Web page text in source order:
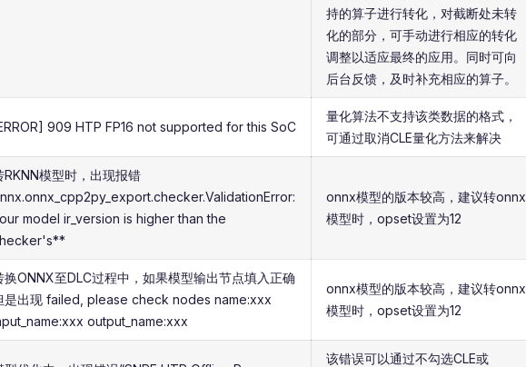
持的算子进行转化，对截断处未转
化的部分，可手动进行相应的转化
调整以适应最终的应用。同时可向
后台反馈，及时补充相应的算子。
909 HTP FP16 not supported for this SoC
量化算法不支持该类数据的格式，
可通过取消CLE量化方法来解决
RKNN模型时，出现报错
model ir_version is higher than the
onnx模型的版本较高，建议转onnx
模型时，opset设置为12
换ONNX至DLC过程中，如果模型输出节点填入正确
是出现 failed, please check nodes name:xxx
output_name:xxx
onnx模型的版本较高，建议转onnx
模型时，opset设置为12
该错误可以通过不勾选CLE或